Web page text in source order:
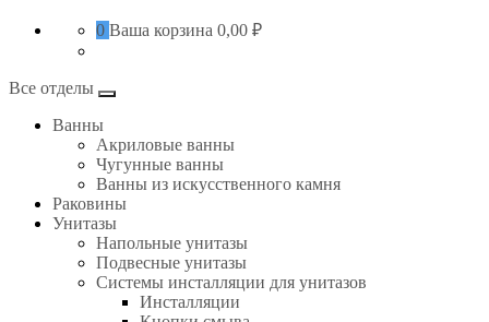
0 Ваша корзина 0,00 ₽
Все отделы
Ванны
Акриловые ванны
Чугунные ванны
Ванны из искусственного камня
Раковины
Унитазы
Напольные унитазы
Подвесные унитазы
Системы инсталляции для унитазов
Инсталляции